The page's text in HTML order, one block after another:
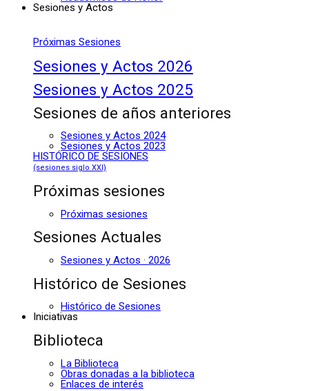
Sesiones y Actos
Próximas Sesiones
Sesiones y Actos 2026
Sesiones y Actos 2025
Sesiones de años anteriores
Sesiones y Actos 2024
Sesiones y Actos 2023
HISTÓRICO DE SESIONES
(sesiones siglo XXI)
Próximas sesiones
Próximas sesiones
Sesiones Actuales
Sesiones y Actos · 2026
Histórico de Sesiones
Histórico de Sesiones
Iniciativas
Biblioteca
La Biblioteca
Obras donadas a la biblioteca
Enlaces de interés